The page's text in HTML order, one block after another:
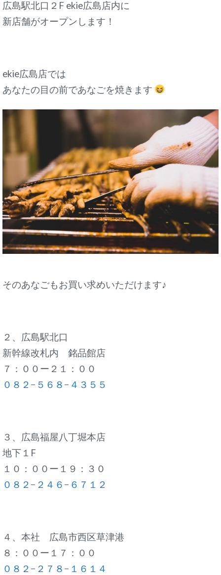
広島駅北口２F ekie広島店内に
新店舗がオープンします！
ekie広島店では
あなたの目の前であなごを焼きます
そのあなごもお買い求めいただけます♪
２、広島駅北口
新幹線改札内 銘品館店
７：００ー２１：００
０８２−５６８−４３５５
３、広島福屋八丁堀本店
地下１F
１０：００ー１９：３０
０８２−２４６−６７１２
４、本社 広島市西区草津港
８：００ー１７：００
０８２−２７８−１６１４